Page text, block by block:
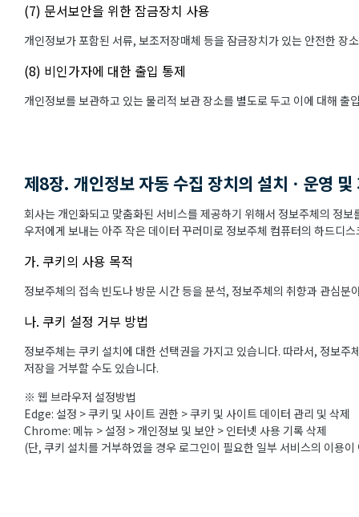
(7) 문서보안을 위한 잠금장치 사용
개인정보가 포함된 서류, 보조저장매체 등을 잠금장치가 있는 안전한 장
(8) 비인가자에 대한 출입 통제
개인정보를 보관하고 있는 물리적 보관 장소를 별도로 두고 이에 대해 출
제8장. 개인정보 자동 수집 장치의 설치ㆍ운영 및
회사는 개인화되고 맞춤화된 서비스를 제공하기 위해서 정보주체의 정
우저에게 보내는 아주 작은 데이터 꾸러미로 정보주체 컴퓨터의 하드디
가. 쿠키의 사용 목적
정보주체의 접속 빈도나 방문 시간 등을 분석, 정보주체의 취향과 관심
나. 쿠키 설정 거부 방법
정보주체는 쿠키 설치에 대한 선택권을 가지고 있습니다. 따라서, 정보
저장을 거부할 수도 있습니다.
※ 웹 브라우저 설정방법
Edge: 설정 > 쿠키 및 사이트 권한 > 쿠키 및 사이트 데이터 관리 및 삭제
Chrome: 메뉴 > 설정 > 개인정보 및 보안 > 인터넷 사용 기록 삭제
(단, 쿠키 설치를 거부하였을 경우 로그인이 필요한 일부 서비스의 이용